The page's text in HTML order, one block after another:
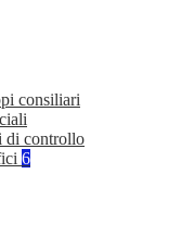
consiliari
di controllo
6